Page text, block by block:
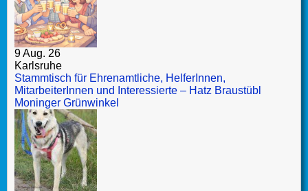
9 Aug. 26
Karlsruhe
Stammtisch für Ehrenamtliche, HelferInnen,
MitarbeiterInnen und Interessierte – Hatz Braustübl
Moninger Grünwinkel